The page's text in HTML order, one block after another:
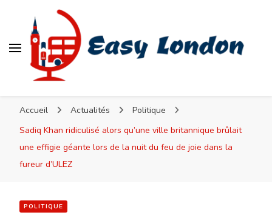
Accueil Actualités
Politique
Sadiq Khan ridiculisé alors qu’une ville britannique brûlait
une effigie géante lors de la nuit du feu de joie dans la
fureur d’ULEZ
POLITIQUE